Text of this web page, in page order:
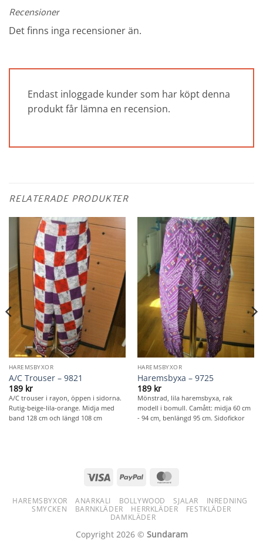
Recensioner
Det finns inga recensioner än.
Endast inloggade kunder som har köpt denna
produkt får lämna en recension.
RELATERADE PRODUKTER
HAREMSBYXOR
A/C Trouser – 9821
189 kr
A/C trouser i rayon, öppen i sidorna.
Rutig-beige-lila-orange. Midja med
band 128 cm och längd 108 cm
HAREMSBYXOR
Haremsbyxa – 9725
189 kr
Mönstrad, lila haremsbyxa, rak
modell i bomull. Camått: midja 60 cm
- 94 cm, benlängd 95 cm. Sidofickor
Visa PayPal
HAREMSBYXOR ANARKALI BOLLYWOOD SJALAR
INREDNING
SMYCKEN
BARNKLÄDER HERRKLÄDER
FESTKLÄDER
DAMKLÄDER
Copyright 2026 © Sundaram